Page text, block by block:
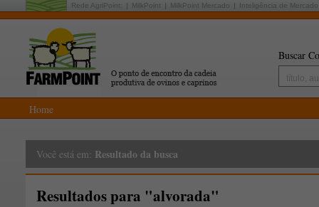
Rede AgriPoint: MilkPoint MilkPoint Mercado Inteligência de Mercado
Buscar
Home
Você está em: Resultado da busca
Resultados para "alvorada"